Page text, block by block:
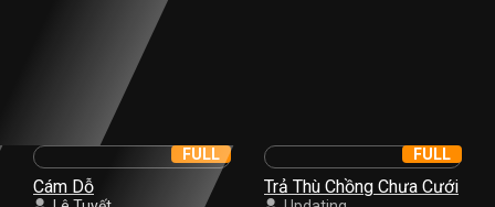
Cám Dỗ
FULL
Trả Thù Chồng Chưa Cưới
FULL